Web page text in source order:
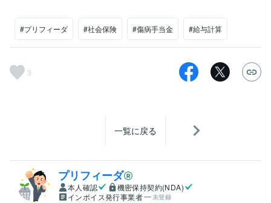
#プリフィーダ #社会保険 #傷病手当金 #給与計算
3
一覧に戻る
プリフィーダ
本人確認
機密保持契約(NDA)
インボイス発行事業者
未登録